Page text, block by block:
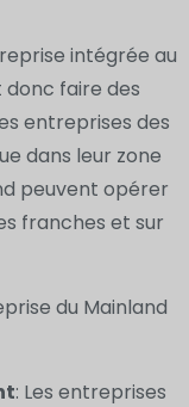
intégrée au
donc faire des
entreprises des
dans leur zone
peuvent opérer
franches et sur
du Mainland
: Les entreprises